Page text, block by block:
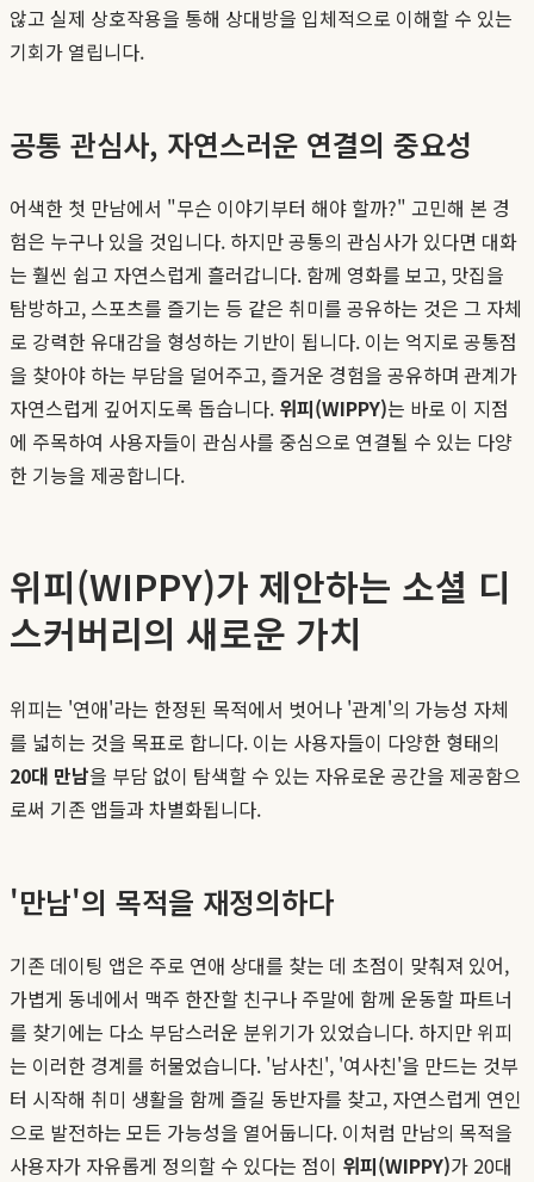
않고 실제 상호작용을 통해 상대방을 입체적으로 이해할 수 있는
기회가 열립니다.
공통 관심사, 자연스러운 연결의 중요성
어색한 첫 만남에서 "무슨 이야기부터 해야 할까?" 고민해 본 경
험은 누구나 있을 것입니다. 하지만 공통의 관심사가 있다면 대화
는 훨씬 쉽고 자연스럽게 흘러갑니다. 함께 영화를 보고, 맛집을
탐방하고, 스포츠를 즐기는 등 같은 취미를 공유하는 것은 그 자체
로 강력한 유대감을 형성하는 기반이 됩니다. 이는 억지로 공통점
을 찾아야 하는 부담을 덜어주고, 즐거운 경험을 공유하며 관계가
자연스럽게 깊어지도록 돕습니다. 위피(WIPPY)는 바로 이 지점
에 주목하여 사용자들이 관심사를 중심으로 연결될 수 있는 다양
한 기능을 제공합니다.
위피(WIPPY)가 제안하는 소셜 디
스커버리의 새로운 가치
위피는 '연애'라는 한정된 목적에서 벗어나 '관계'의 가능성 자체
를 넓히는 것을 목표로 합니다. 이는 사용자들이 다양한 형태의
20대 만남을 부담 없이 탐색할 수 있는 자유로운 공간을 제공함으
로써 기존 앱들과 차별화됩니다.
'만남'의 목적을 재정의하다
기존 데이팅 앱은 주로 연애 상대를 찾는 데 초점이 맞춰져 있어,
가볍게 동네에서 맥주 한잔할 친구나 주말에 함께 운동할 파트너
를 찾기에는 다소 부담스러운 분위기가 있었습니다. 하지만 위피
는 이러한 경계를 허물었습니다. '남사친', '여사친'을 만드는 것부
터 시작해 취미 생활을 함께 즐길 동반자를 찾고, 자연스럽게 연인
으로 발전하는 모든 가능성을 열어둡니다. 이처럼 만남의 목적을
사용자가 자유롭게 정의할 수 있다는 점이 위피(WIPPY)가 20대